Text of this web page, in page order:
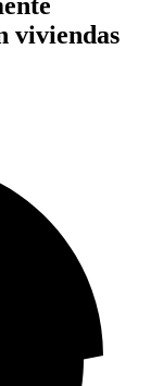
viviendas